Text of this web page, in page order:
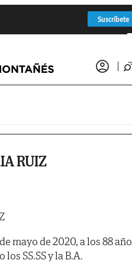
Suscríbete
RUIZ
mayo de 2020, a los 88
SS.SS y la B.A.